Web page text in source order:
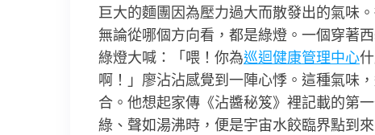
巨大的麵團因為壓力過大而散發出的氣味
無論從哪個方向看，都是綠燈。一個穿著
綠燈大喊：「喂！你為巡迴健康管理中心
啊！」廖沾沾感覺到一陣心悸。這種氣味
合。他想起家傳《沾醬秘笈》裡記載的第
綠、聲如湯沸時，便是宇宙水餃臨界點到來